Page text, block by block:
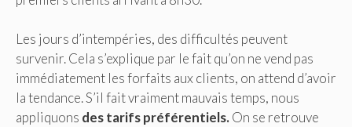
Les jours d’intempéries, des difficultés peuvent
survenir. Cela s’explique par le fait qu’on ne vend pas
immédiatement les forfaits aux clients, on attend d’avoir
la tendance. S’il fait vraiment mauvais temps, nous
appliquons des tarifs préférentiels.On se retrouve